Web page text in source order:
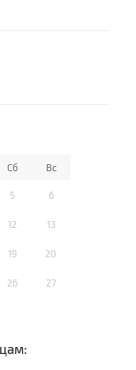
Сб Вс
5 6
12 13
19 20
26 27